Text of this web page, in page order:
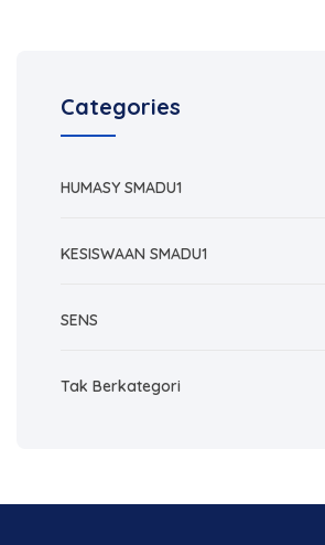
Categories
HUMASY SMADU1
KESISWAAN SMADU1
SENS
Tak Berkategori